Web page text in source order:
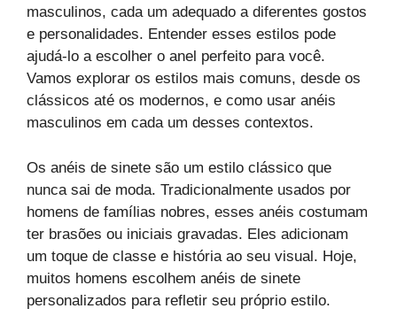
masculinos, cada um adequado a diferentes gostos
e personalidades. Entender esses estilos pode
ajudá-lo a escolher o anel perfeito para você.
Vamos explorar os estilos mais comuns, desde os
clássicos até os modernos, e como usar anéis
masculinos em cada um desses contextos.
Os anéis de sinete são um estilo clássico que
nunca sai de moda. Tradicionalmente usados por
homens de famílias nobres, esses anéis costumam
ter brasões ou iniciais gravadas. Eles adicionam
um toque de classe e história ao seu visual. Hoje,
muitos homens escolhem anéis de sinete
personalizados para refletir seu próprio estilo.